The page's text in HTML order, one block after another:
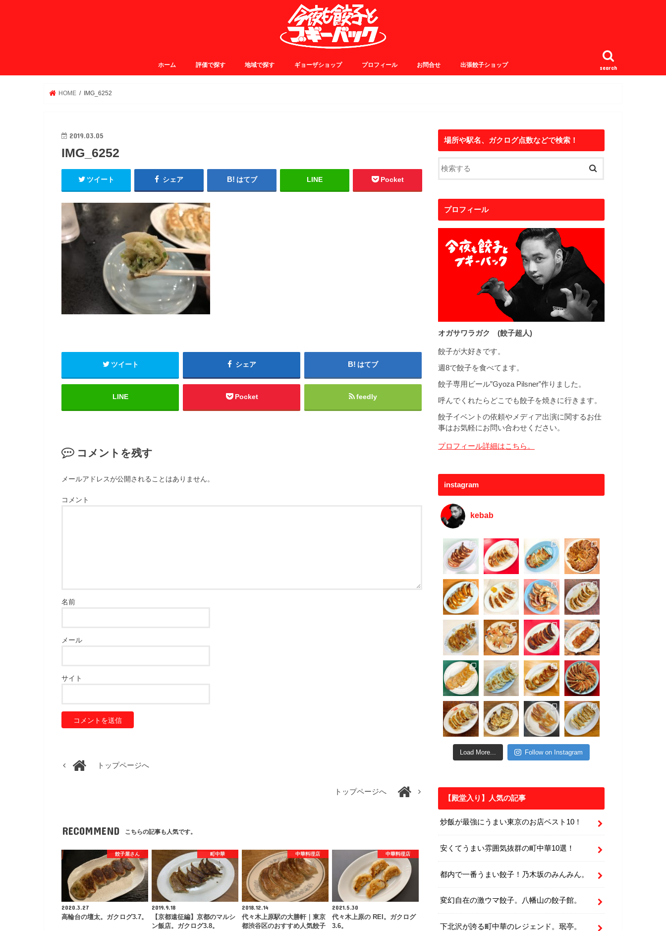
search
ホーム 評価で探す 地域で探す ギョーザショップ プロフィール お問合せ 出張餃子ショップ
HOME IMG_6252
2019.03.05
IMG_6252
ツイート シェア はてブ LINE Pocket
ツイート シェア はてブ
LINE Pocket feedly
コメントを残す
メールアドレスが公開されることはありません。
コメント
名前
メール
サイト
トップページへ
トップページへ
RECOMMEND こちらの記事も人気です。
餃子屋さん
2020.3.27
高輪台の壇太。ガクログ3.7。
町中華
2019.9.18
【京都遠征編】京都のマルシ
ン飯店。ガクログ3.8。
中華料理店
2018.12.14
代々木上原駅の大勝軒｜東京
都渋谷区のおすすめ人気餃子
中華料理店
2021.5.30
代々木上原の REI。ガクログ
3.6。
場所や駅名、ガクログ点数などで検索！
プロフィール
オガサワラガク (餃子超人)
餃子が大好きです。
週8で餃子を食べてます。
餃子専用ビール”Gyoza Pilsner”作りました。
呼んでくれたらどこでも餃子を焼きに行きます。
餃子イベントの依頼やメディア出演に関するお仕
事はお気軽にお問い合わせください。
プロフィール詳細はこちら。
instagram
kebab
Load More... Follow on Instagram
【殿堂入り】人気の記事
炒飯が最強にうまい東京のお店ベスト10！
安くてうまい雰囲気抜群の町中華10選！
都内で一番うまい餃子！乃木坂のみんみん。
変幻自在の激ウマ餃子。八幡山の餃子館。
下北沢が誇る町中華のレジェンド。珉亭。